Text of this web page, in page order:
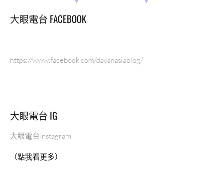
大眼電台 FACEBOOK
https://www.facebook.com/dayanasiablog/
大眼電台 IG
大眼電台Instagram
（點我看更多）